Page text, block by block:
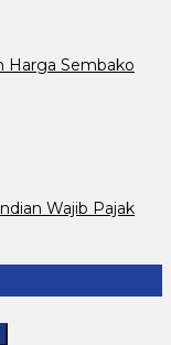
Harga Sembako
Wajib Pajak